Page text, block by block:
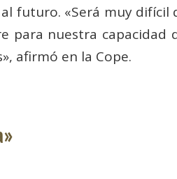
futuro. «Será muy
para nuestra capacidad
afirmó en la Cope.